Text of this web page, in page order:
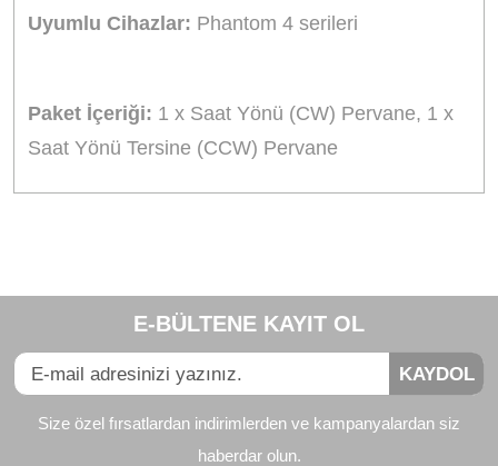
Uyumlu Cihazlar: Phantom 4 serileri
Paket İçeriği: 1 x Saat Yönü (CW) Pervane, 1 x
Saat Yönü Tersine (CCW) Pervane
Yorum Yaz
Görüş ve önerileriniz için teşekkür ederiz.
E-BÜLTENE KAYIT OL
KAYDOL
Size özel fırsatlardan indirimlerden ve kampanyalardan siz
haberdar olun.